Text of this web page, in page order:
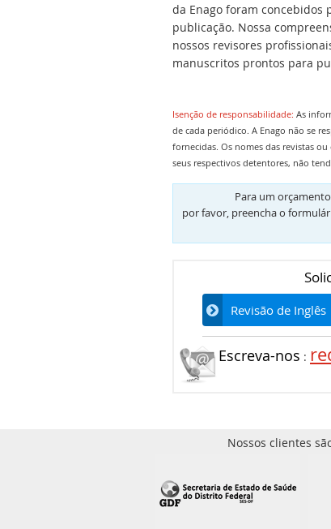
da Enago foram
publicação. Nossa
nossos revisores
manuscritos prontos para
Isenção de responsabilidade: As
de cada periódico. A Enago não se
fornecidas. Os nomes das revistas
seus respectivos detentores, não
Para um
por favor, preencha o
Revisão de Inglês
Escreva-nos :
Nossos clientes